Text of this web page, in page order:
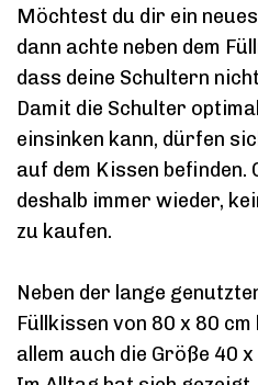
Möchtest du dir ein
dann achte neben dem
dass deine Schultern
Damit die Schulter
einsinken kann, dürfen
auf dem Kissen befinden.
deshalb immer wieder,
zu kaufen.
Neben der lange
Füllkissen von 80 x 80
allem auch die Größe 40